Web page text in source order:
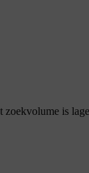
zoekvolume is